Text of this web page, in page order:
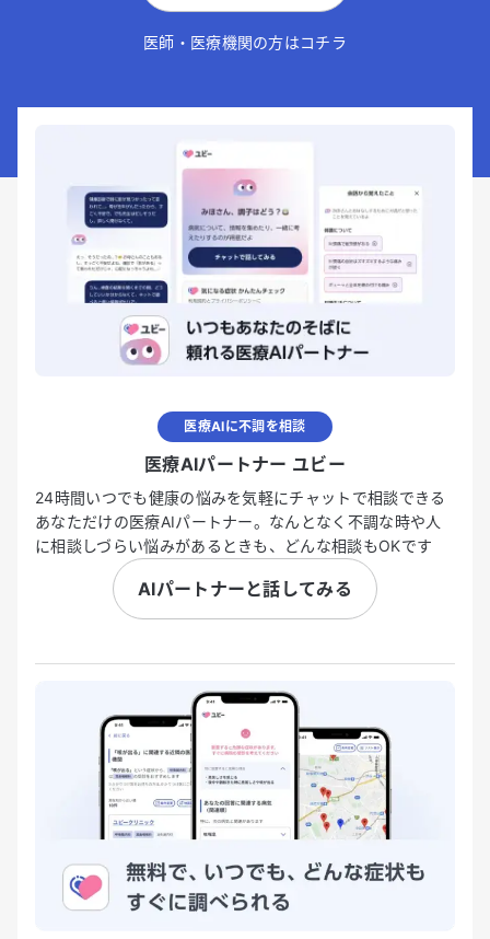
医師・医療機関の方はコチラ
医療AIに不調を相談
医療AIパートナー ユビー
24時間いつでも健康の悩みを気軽にチャットで相談できる
あなただけの医療AIパートナー。なんとなく不調な時や人
に相談しづらい悩みがあるときも、どんな相談もOKです
AIパートナーと話してみる